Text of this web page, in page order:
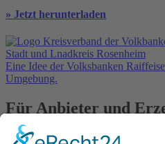
» Jetzt herunterladen
Eine Idee der Volksbanken
Umgebung.
Für Anbieter und
» Ihre Werbung